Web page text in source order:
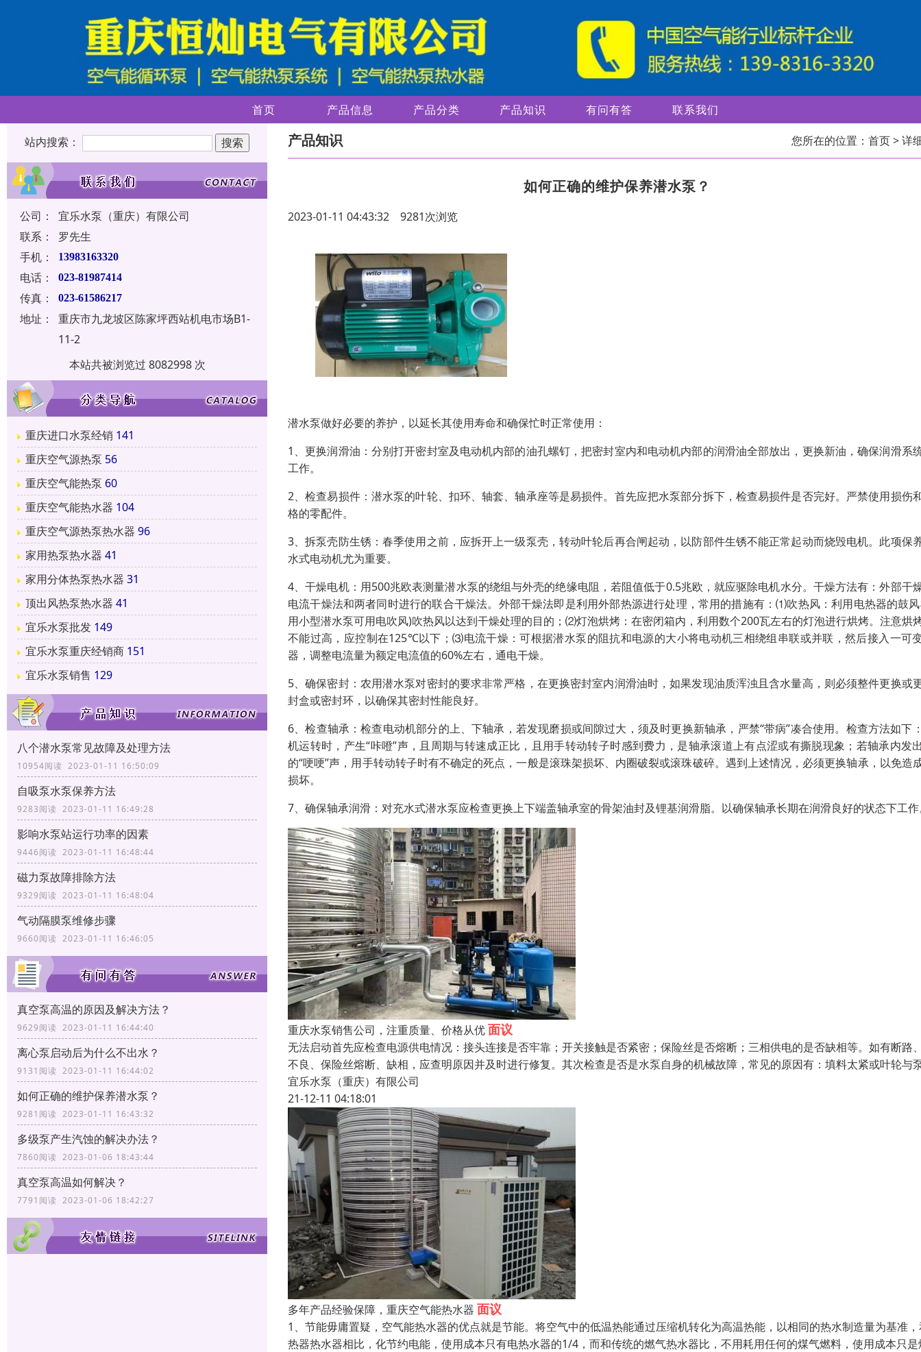
首页 产品信息 产品分类 产品知识 有问有答 联系我们
站内搜索：
公司：
宜乐水泵（重庆）有限公司
联系：
罗先生
手机：
13983163320
电话： 023-81987414
传真： 023-61586217
地址：
重庆市九龙坡区陈家坪西站机电市场B1-
11-2
本站共被浏览过 8082998 次
重庆进口水泵经销 141
重庆空气源热泵 56
重庆空气能热泵 60
重庆空气能热水器 104
重庆空气源热泵热水器 96
家用热泵热水器 41
家用分体热泵热水器 31
顶出风热泵热水器 41
宜乐水泵批发 149
宜乐水泵重庆经销商 151
宜乐水泵销售 129
八个潜水泵常见故障及处理方法
10954阅读 2023-01-11 16:50:09
自吸泵水泵保养方法
9283阅读 2023-01-11 16:49:28
影响水泵站运行功率的因素
9446阅读 2023-01-11 16:48:44
磁力泵故障排除方法
9329阅读 2023-01-11 16:48:04
气动隔膜泵维修步骤
9660阅读 2023-01-11 16:46:05
真空泵高温的原因及解决方法？
9629阅读 2023-01-11 16:44:40
离心泵启动后为什么不出水？
9131阅读 2023-01-11 16:44:02
如何正确的维护保养潜水泵？
9281阅读 2023-01-11 16:43:32
多级泵产生汽蚀的解决办法？
7860阅读 2023-01-06 18:43:44
真空泵高温如何解决？
7791阅读 2023-01-06 18:42:27
产品知识 您所在的位置： 首页> 详
如何正确的维护保养潜水泵？
2023-01-11 04:43:32 9281次浏览
潜水泵做好必要的养护，以延长其使用寿命和确保忙时正常使用：
1、更换润滑油：分别打开密封室及电动机内部的油孔螺钉，把密封室内和电动机内部的润滑油全部放出，更换新油，确保润滑系
工作。
2、检查易损件：潜水泵的叶轮、扣环、轴套、轴承座等是易损件。首先应把水泵部分拆下，检查易损件是否完好。严禁使用损伤
格的零配件。
3、拆泵壳防生锈：春季使用之前，应拆开上一级泵壳，转动叶轮后再合闸起动，以防部件生锈不能正常起动而烧毁电机。此项保
水式电动机尤为重要。
4、干燥电机：用500兆欧表测量潜水泵的绕组与外壳的绝缘电阻，若阻值低于0.5兆欧，就应驱除电机水分。干燥方法有：外部干
电流干燥法和两者同时进行的联合干燥法。外部干燥法即是利用外部热源进行处理，常用的措施有：⑴吹热风：利用电热器的鼓
用小型潜水泵可用电吹风)吹热风以达到干燥处理的目的；⑵灯泡烘烤：在密闭箱内，利用数个200瓦左右的灯泡进行烘烤。注意烘
不能过高，应控制在125℃以下；⑶电流干燥：可根据潜水泵的阻抗和电源的大小将电动机三相绕组串联或并联，然后接入一可
器，调整电流量为额定电流值的60%左右，通电干燥。
5、确保密封：农用潜水泵对密封的要求非常严格，在更换密封室内润滑油时，如果发现油质浑浊且含水量高，则必须整件更换或
封盒或密封环，以确保其密封性能良好。
6、检查轴承：检查电动机部分的上、下轴承，若发现磨损或间隙过大，须及时更换新轴承，严禁“带病”凑合使用。检查方法如下
机运转时，产生“咔噔”声，且周期与转速成正比，且用手转动转子时感到费力，是轴承滚道上有点涩或有撕脱现象；若轴承内发
的“哽哽”声，用手转动转子时有不确定的死点，一般是滚珠架损坏、内圈破裂或滚珠破碎。遇到上述情况，必须更换轴承，以免造
损坏。
7、确保轴承润滑：对充水式潜水泵应检查更换上下端盖轴承室的骨架油封及锂基润滑脂。以确保轴承长期在润滑良好的状态下工
重庆水泵销售公司，注重质量、价格从优面议
无法启动首先应检查电源供电情况：接头连接是否牢靠；开关接触是否紧密；保险丝是否熔断；三相供电的是否缺相等。如有断路
不良、保险丝熔断、缺相，应查明原因并及时进行修复。其次检查是否是水泵自身的机械故障，常见的原因有：填料太紧或叶轮与
宜乐水泵（重庆）有限公司
21-12-11 04:18:01
多年产品经验保障，重庆空气能热水器 面议
1、节能毋庸置疑，空气能热水器的优点就是节能。将空气中的低温热能通过压缩机转化为高温热能，以相同的热水制造量为基准
热器热水器相比，化节约电能，使用成本只有电热水器的1/4，而和传统的燃气热水器比，不用耗用任何的煤气燃料，使用成本只是